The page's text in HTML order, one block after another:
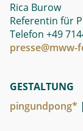
Rica Burow
Referentin für
Telefon +49
presse@mww-
GESTALTUNG
pingundpong*